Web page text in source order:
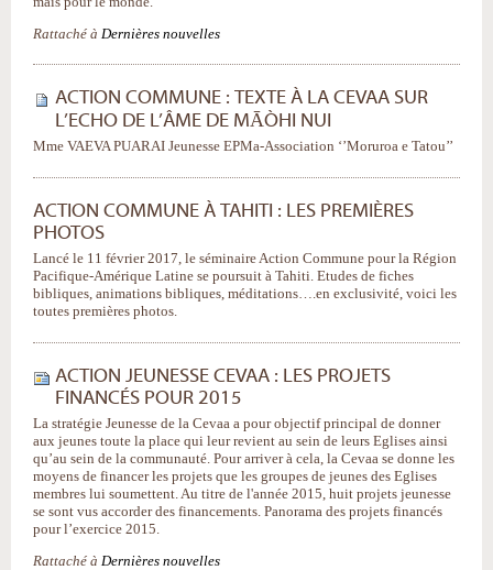
Rattaché à Dernières nouvelles
ACTION COMMUNE : TEXTE À LA CEVAA SUR
L’ECHO DE L’ÂME DE MĀÒHI NUI
Mme VAEVA PUARAI Jeunesse EPMa-Association ‘’Moruroa e Tatou’’
ACTION COMMUNE À TAHITI : LES PREMIÈRES
PHOTOS
Lancé le 11 février 2017, le séminaire Action Commune pour la Région
Pacifique-Amérique Latine se poursuit à Tahiti. Etudes de fiches
bibliques, animations bibliques, méditations….en exclusivité, voici les
toutes premières photos.
ACTION JEUNESSE CEVAA : LES PROJETS
FINANCÉS POUR 2015
La stratégie Jeunesse de la Cevaa a pour objectif principal de donner
aux jeunes toute la place qui leur revient au sein de leurs Eglises ainsi
qu’au sein de la communauté. Pour arriver à cela, la Cevaa se donne les
moyens de financer les projets que les groupes de jeunes des Eglises
membres lui soumettent. Au titre de l'année 2015, huit projets jeunesse
se sont vus accorder des financements. Panorama des projets financés
pour l’exercice 2015.
Rattaché à Dernières nouvelles